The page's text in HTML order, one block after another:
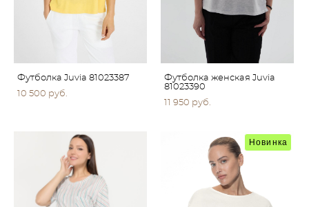
Футболка Juvia 81023387
10 500 pуб.
Футболка женская Juvia
81023390
11 950 pуб.
Новинка